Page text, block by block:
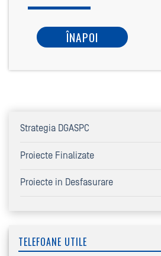
ÎNAPOI
Strategia DGASPC
Proiecte Finalizate
Proiecte in Desfasurare
TELEFOANE UTILE